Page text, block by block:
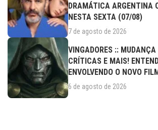
DRAMÁTICA ARGENTINA
NESTA SEXTA (07/08)
7 de agosto de 2026
VINGADORES ::
CRÍTICAS E MAIS!
ENVOLVENDO O NOVO
6 de agosto de 2026